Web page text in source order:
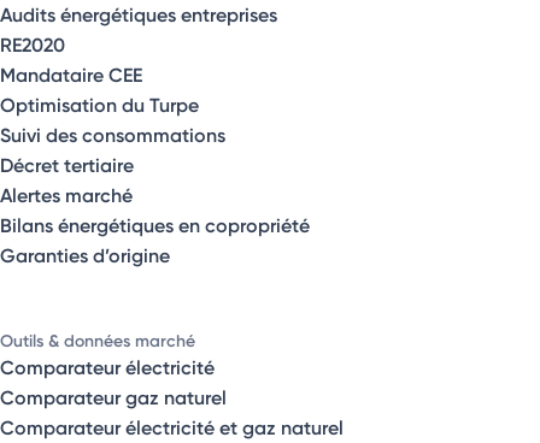
Audits énergétiques entreprises
RE2020
Mandataire CEE
Optimisation du Turpe
Suivi des consommations
Décret tertiaire
Alertes marché
Bilans énergétiques en copropriété
Garanties d’origine
Outils & données marché
Comparateur électricité
Comparateur gaz naturel
Comparateur électricité et gaz naturel